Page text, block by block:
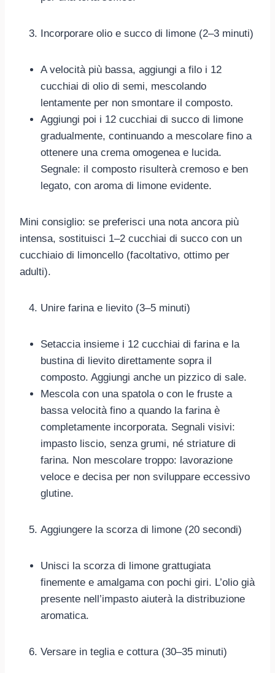
Incorporare olio e succo di limone (2–3 minuti)
A velocità più bassa, aggiungi a filo i 12
cucchiai di olio di semi, mescolando
lentamente per non smontare il composto.
Aggiungi poi i 12 cucchiai di succo di limone
gradualmente, continuando a mescolare fino a
ottenere una crema omogenea e lucida.
Segnale: il composto risulterà cremoso e ben
legato, con aroma di limone evidente.
Mini consiglio: se preferisci una nota ancora più
intensa, sostituisci 1–2 cucchiai di succo con un
cucchiaio di limoncello (facoltativo, ottimo per
adulti).
Unire farina e lievito (3–5 minuti)
Setaccia insieme i 12 cucchiai di farina e la
bustina di lievito direttamente sopra il
composto. Aggiungi anche un pizzico di sale.
Mescola con una spatola o con le fruste a
bassa velocità fino a quando la farina è
completamente incorporata. Segnali visivi:
impasto liscio, senza grumi, né striature di
farina. Non mescolare troppo: lavorazione
veloce e decisa per non sviluppare eccessivo
glutine.
Aggiungere la scorza di limone (20 secondi)
Unisci la scorza di limone grattugiata
finemente e amalgama con pochi giri. L’olio già
presente nell’impasto aiuterà la distribuzione
aromatica.
Versare in teglia e cottura (30–35 minuti)